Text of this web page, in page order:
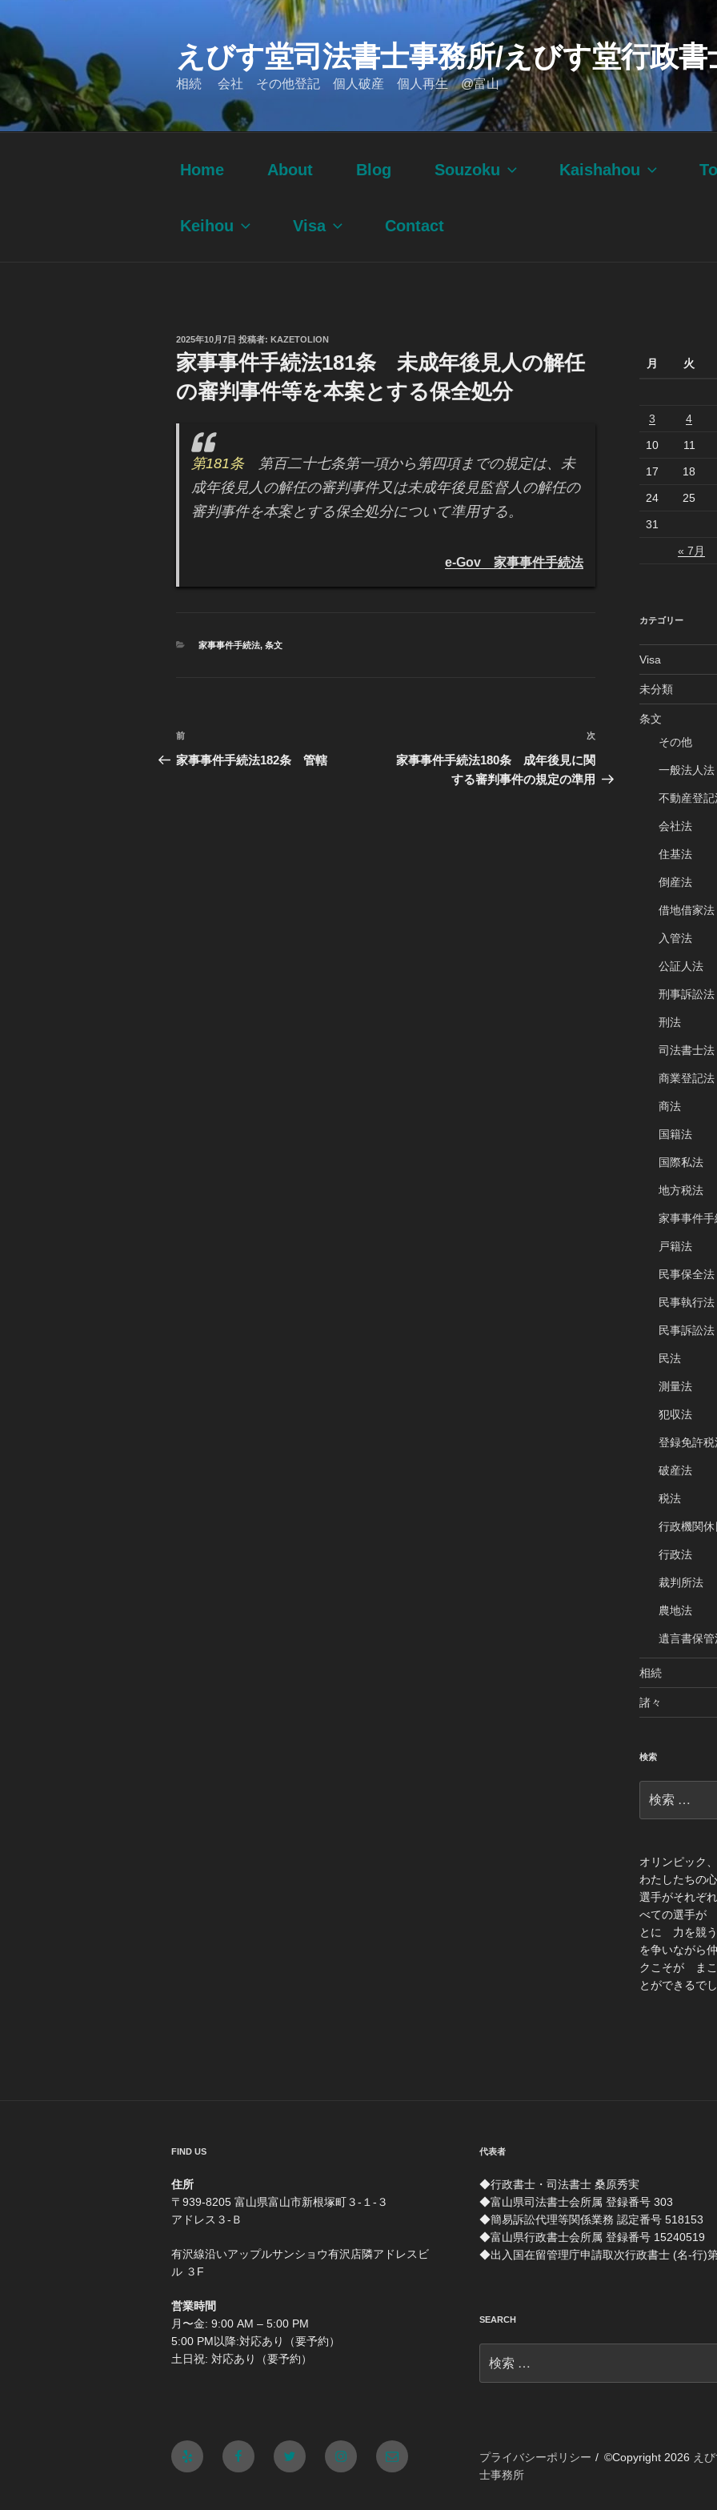
ン
ン
へ
ス
えびす堂司法書士事務所/えびす堂行政書
相続 会社 その他登記 個人破産 個人再生 @富山
Home About Blog Souzoku Kaishahou
Keihou Visa Contact
投
稿
日:
2025年10月7日 投稿者: KAZETOLION
家事事件手続法181条 未成年後見人の解任
の審判事件等を本案とする保全処分
第181条第百二十七条第一項から第四項までの規定は、未
成年後見人の解任の審判事件又は未成年後見監督人の解任の
審判事件を本案とする保全処分について準用する。
e-Gov 家事事件手続法
カ
家事事件手続法, 条文
投
稿
過
去
前
家事事件手続法182条 管轄
投
次
家事事件手続法180条 成年後見に関
する審判事件の規定の準用
月 火
« 7月
3 4
10 11
17 18
24 25
31
カテゴリー
Visa
未分類
条文
その他
一般法人法
不動産登記
会社法
住基法
倒産法
借地借家法
入管法
公証人法
刑事訴訟法
刑法
司法書士法
商業登記法
商法
国籍法
国際私法
地方税法
家事事件手
戸籍法
民事保全法
民事執行法
民事訴訟法
民法
測量法
犯収法
登録免許税
破産法
税法
行政機関休
行政法
裁判所法
農地法
遺言書保管
相続
諸々
検索
索:
オリンピック
わたしたちの
選手がそれぞ
べての選手が
とに 力を競う
を争いながら
クこそが まこ
とができるで
FIND US
住所
〒939-8205 富山県富山市新根塚町３-１-３
アドレス３-Ｂ
有沢線沿いアップルサンショウ有沢店隣アドレスビ
ル ３F
営業時間
月〜金: 9:00 AM – 5:00 PM
5:00 PM以降:対応あり（要予約）
土日祝: 対応あり（要予約）
代表者
◆行政書士・司法書士 桑原秀実
◆富山県司法書士会所属 登録番号 303
◆簡易訴訟代理等関係業務 認定番号 518153
◆富山県行政書士会所属 登録番号 15240519
◆出入国在留管理庁申請取次行政書士 (名-行)
SEARCH
索:
Yelp FacebookTwitter Instagram
メ
プライバシーポリシー ©Copyright 2026 え
士事務所